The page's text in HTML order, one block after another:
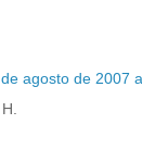
agosto de 2007